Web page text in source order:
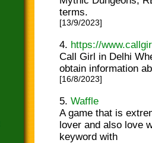
terms.
[13/9/2023]
4. https://
Call Girl in Delhi
obtain information
[16/8/2023]
5.Waffle
A game that is
lover and also love
keyword with